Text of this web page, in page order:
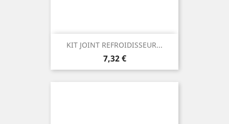
KIT JOINT REFROIDISSEUR...
Prix
7,32 €